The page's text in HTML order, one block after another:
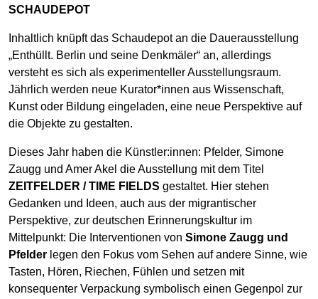
SCHAUDEPOT
Inhaltlich knüpft das Schaudepot an die Dauerausstellung
„Enthüllt. Berlin und seine Denkmäler“ an, allerdings
versteht es sich als experimenteller Ausstellungsraum.
Jährlich werden neue Kurator*innen aus Wissenschaft,
Kunst oder Bildung eingeladen, eine neue Perspektive auf
die Objekte zu gestalten.
Dieses Jahr haben die Künstler:innen: Pfelder, Simone
Zaugg und Amer Akel die Ausstellung mit dem Titel
ZEITFELDER / TIME FIELDS gestaltet. Hier stehen
Gedanken und Ideen, auch aus der migrantischer
Perspektive, zur deutschen Erinnerungskultur im
Mittelpunkt: Die Interventionen von Simone Zaugg und
Pfelder legen den Fokus vom Sehen auf andere Sinne, wie
Tasten, Hören, Riechen, Fühlen und setzen mit
konsequenter Verpackung symbolisch einen Gegenpol zur